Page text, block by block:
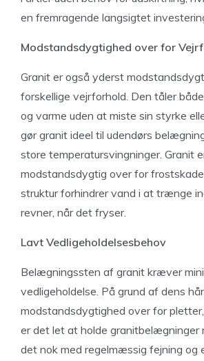
en fremragende langsigtet
Modstandsdygtighed over for
Granit er også yderst
forskellige vejrforhold. Den tåler
og varme uden at miste sin styrke
gør granit ideel til udendørs
store temperatursvingninger. Granit
modstandsdygtig over for
struktur forhindrer vand i at trænge
revner, når det fryser.
Lavt Vedligeholdelsesbehov
Belægningssten af granit kræver
vedligeholdelse. På grund af dens
modstandsdygtighed over for
er det let at holde granitbelægninger
det nok med regelmæssig fejning og